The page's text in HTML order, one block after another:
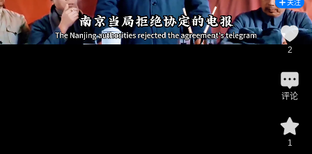
关注
2
评论
1